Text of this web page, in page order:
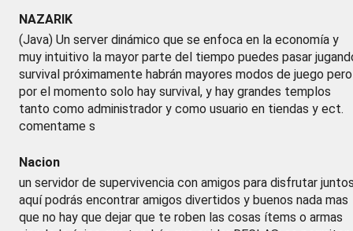
NAZARIK
(Java) Un server dinámico que se enfoca en la economía y
muy intuitivo la mayor parte del tiempo puedes pasar
survival próximamente habrán mayores modos de juego pero
por el momento solo hay survival, y hay grandes templos
tanto como administrador y como usuario en tiendas y ect.
comentame s
Nacion
un servidor de supervivencia con amigos para disfrutar
aquí podrás encontrar amigos divertidos y buenos nada mas
que no hay que dejar que te roben las cosas ítems o armas